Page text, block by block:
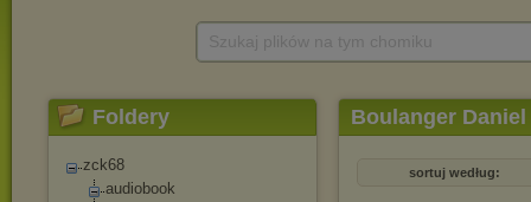
Foldery
zck68
audiobook
Boulanger
sortuj według: